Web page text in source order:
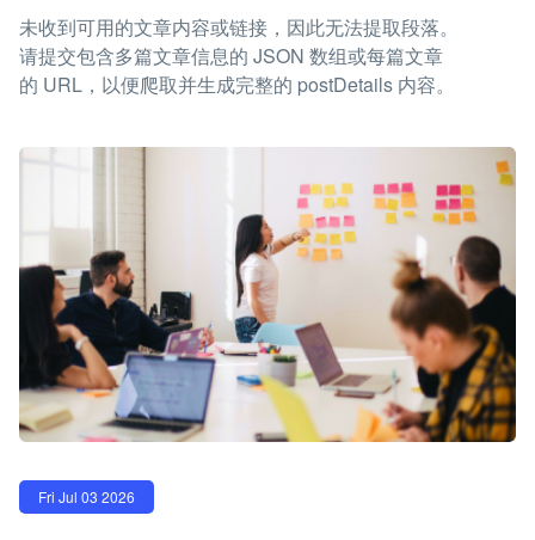
未收到可用的文章内容或链接，因此无法提取段落。
请提交包含多篇文章信息的 JSON 数组或每篇文章
的 URL，以便爬取并生成完整的 postDetails 内容。
Fri Jul 03 2026